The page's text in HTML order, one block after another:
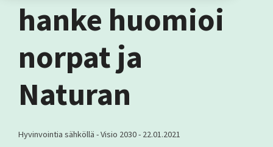
hanke huomioi
norpat ja
Naturan
Hyvinvointia sähköllä - Visio 2030- 22.01.2021